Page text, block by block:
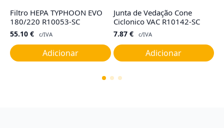
Filtro HEPA TYPHOON EVO
180/220 R10053-SC
55.10 € c/IVA
Adicionar
Junta de Vedação Cone
Ciclonico VAC R10142-SC
7.87 € c/IVA
Adicionar